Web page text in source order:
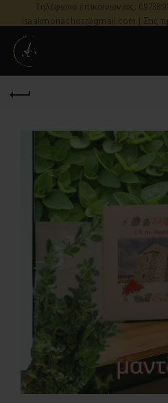
Τηλέφωνο επικοινωνίας:
isaakmonachos@gmail.com | Στις